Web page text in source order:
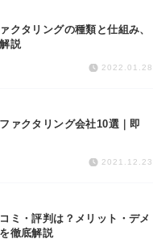
クタリングの種類と仕組み、
説
2022.01.28
ァクタリング会社10選｜即
2021.12.23
ミ・評判は？メリット・デメ
徹底解説